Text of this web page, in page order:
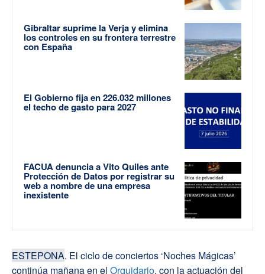
Gibraltar suprime la Verja y elimina
los controles en su frontera terrestre
con España
El Gobierno fija en 226.032 millones
el techo de gasto para 2027
FACUA denuncia a Vito Quiles ante
Protección de Datos por registrar su
web a nombre de una empresa
inexistente
ESTEPONA. El ciclo de conciertos ‘Noches Mágicas’
continúa mañana en el Orquidario, con la actuación del